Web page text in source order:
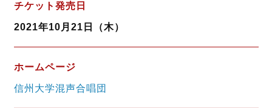
チケット発売日
2021年10月21日（木）
ホームページ
信州大学混声合唱団